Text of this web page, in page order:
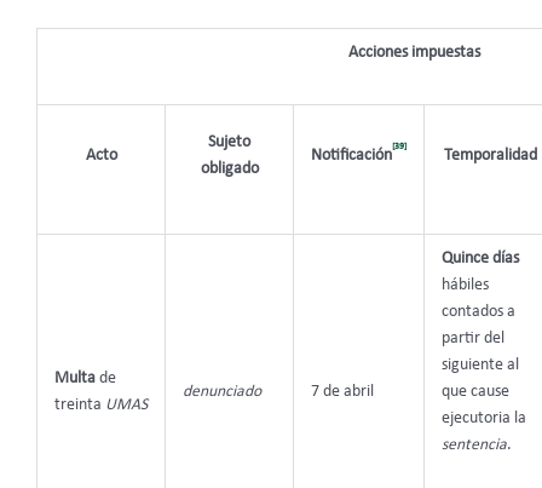
Acciones impuestas
Acto
Sujeto
obligado
Notificación
[39]
Temporalidad
Multa de
treinta UMAS
denunciado 7 de abril
Quince días
hábiles
contados a
partir del
siguiente al
que cause
ejecutoria la
sentencia.